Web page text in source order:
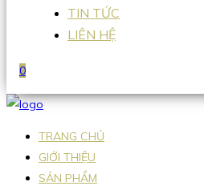
TIN TỨC
LIÊN HỆ
0
TRANG CHỦ
GIỚI THIỆU
SẢN PHẨM